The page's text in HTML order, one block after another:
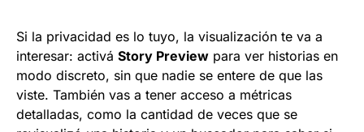
Si la privacidad es lo tuyo, la visualización te va a
interesar: activá Story Preview para ver historias en
modo discreto, sin que nadie se entere de que las
viste. También vas a tener acceso a métricas
detalladas, como la cantidad de veces que se